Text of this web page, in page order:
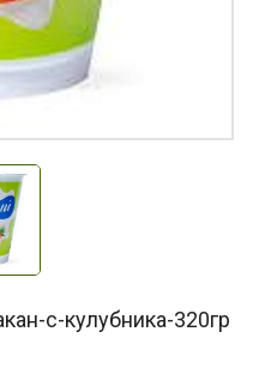
с-кулубника-320гр